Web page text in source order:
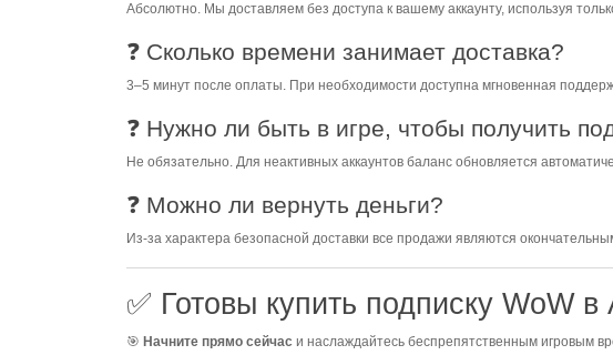
Абсолютно. Мы доставляем без доступа к вашему аккаунту, используя
❓ Сколько времени занимает доставка?
3–5 минут после оплаты. При необходимости доступна мгновенная
❓ Нужно ли быть в игре, чтобы получить
Не обязательно. Для неактивных аккаунтов баланс обновляется
❓ Можно ли вернуть деньги?
Из-за характера безопасной доставки все продажи являются
✅ Готовы купить подписку WoW
🎯 Начните прямо сейчас и наслаждайтесь беспрепятственным игровым